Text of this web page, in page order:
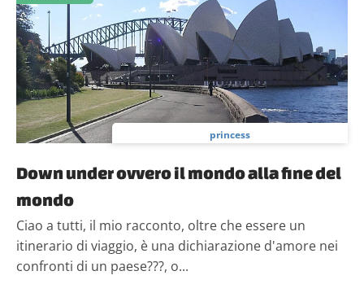
princess
Down under ovvero il mondo alla fine del
mondo
Ciao a tutti, il mio racconto, oltre che essere un
itinerario di viaggio, è una dichiarazione d'amore nei
confronti di un paese???, o...